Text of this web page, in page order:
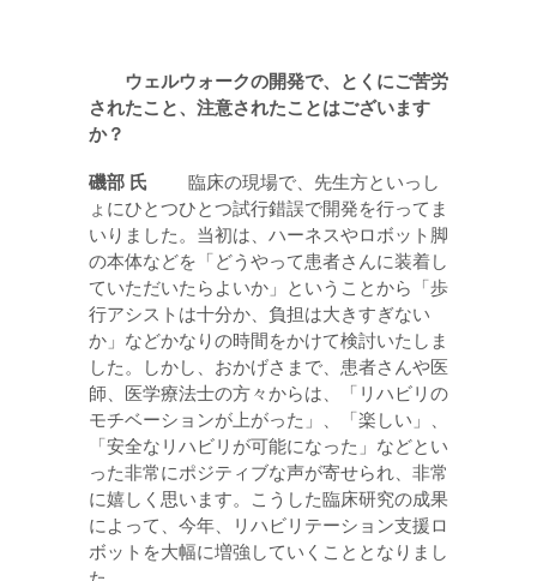
ウェルウォークの開発で、とくにご苦労
されたこと、注意されたことはございます
か？
磯部 氏 臨床の現場で、先生方といっし
ょにひとつひとつ試行錯誤で開発を行ってま
いりました。当初は、ハーネスやロボット脚
の本体などを「どうやって患者さんに装着し
ていただいたらよいか」ということから「歩
行アシストは十分か、負担は大きすぎない
か」などかなりの時間をかけて検討いたしま
した。しかし、おかげさまで、患者さんや医
師、医学療法士の方々からは、「リハビリの
モチベーションが上がった」、「楽しい」、
「安全なリハビリが可能になった」などとい
った非常にポジティブな声が寄せられ、非常
に嬉しく思います。こうした臨床研究の成果
によって、今年、リハビリテーション支援ロ
ボットを大幅に増強していくこととなりまし